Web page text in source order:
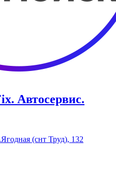
Автосервис.
(снт Труд), 132